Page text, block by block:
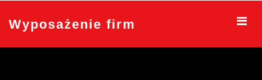
content
Wyposażenie firm